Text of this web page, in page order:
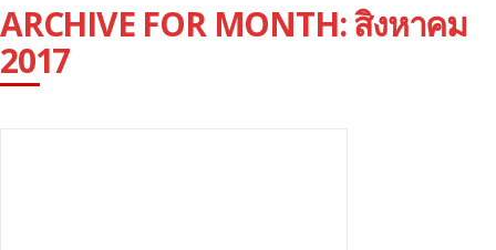
ARCHIVE FOR MONTH:สิงหาคม
2017